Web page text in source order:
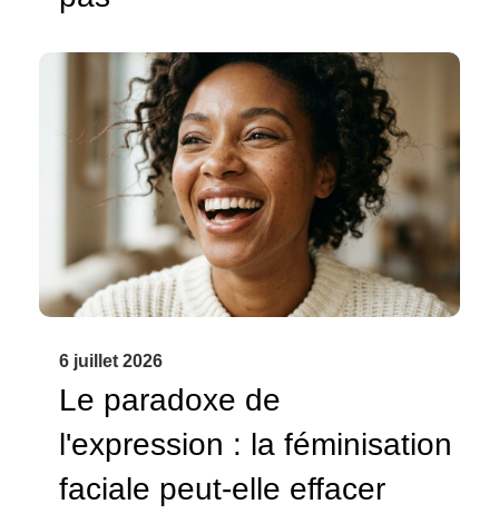
6 juillet 2026
Le paradoxe de
l'expression : la féminisation
faciale peut-elle effacer